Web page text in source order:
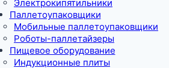
Электрокипятильники
Паллетоупаковщики
Мобильные паллетоупаковщики
Роботы-паллетайзеры
Пищевое оборудование
Индукционные плиты